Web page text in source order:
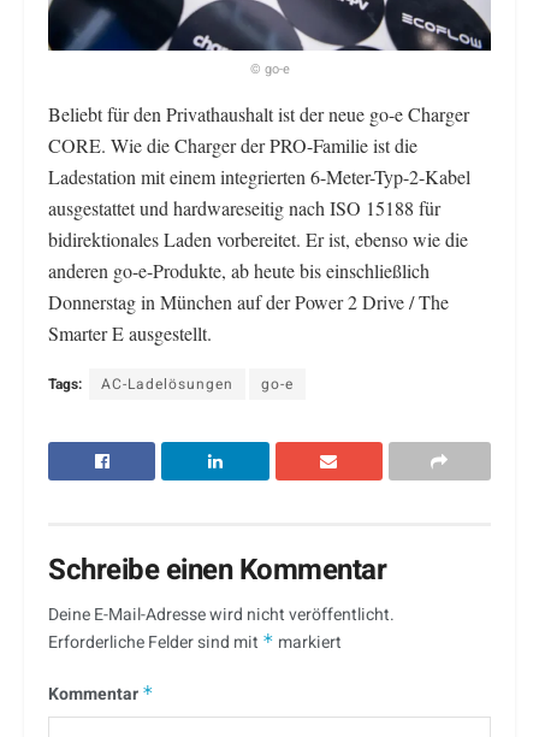
© go-e
Beliebt für den Privathaushalt ist der neue go-e Charger
CORE. Wie die Charger der PRO-Familie ist die
Ladestation mit einem integrierten 6-Meter-Typ-2-Kabel
ausgestattet und hardwareseitig nach ISO 15188 für
bidirektionales Laden vorbereitet. Er ist, ebenso wie die
anderen go-e-Produkte, ab heute bis einschließlich
Donnerstag in München auf der Power 2 Drive / The
Smarter E ausgestellt.
Tags: AC-Ladelösungen go-e
Schreibe einen Kommentar
Deine E-Mail-Adresse wird nicht veröffentlicht.
Erforderliche Felder sind mit * markiert
Kommentar *